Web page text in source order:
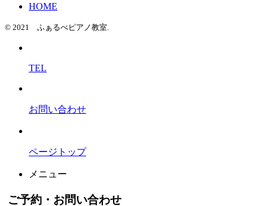
HOME
© 2021 ふぁるべピアノ教室.
TEL
お問い合わせ
ページトップ
メニュー
ご予約・お問い合わせ